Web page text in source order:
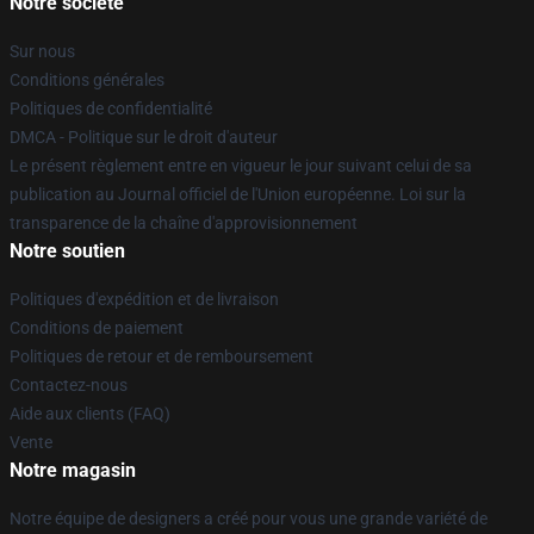
Sur nous
Conditions générales
Politiques de confidentialité
DMCA - Politique sur le droit d'auteur
Le présent règlement entre en vigueur le jour suivant celui de sa
publication au Journal officiel de l'Union européenne. Loi sur la
transparence de la chaîne d'approvisionnement
Notre soutien
Politiques d'expédition et de livraison
Conditions de paiement
Politiques de retour et de remboursement
Contactez-nous
Aide aux clients (FAQ)
Vente
Notre magasin
Notre équipe de designers a créé pour vous une grande variété de